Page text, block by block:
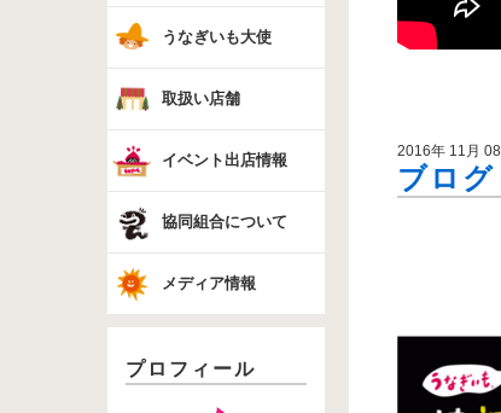
うなぎいも大使
取扱い店舗
イベント出店情報
協同組合について
メディア情報
プロフィール
2016年 11月
ブログ